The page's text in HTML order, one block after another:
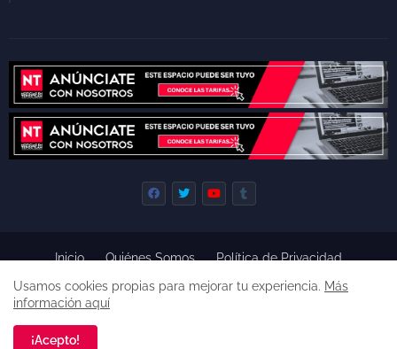
Derechos reservados, 2022 -
Inicio Quiénes Somos
Política de Privacidad
Derecho de Réplica
Términos y Condiciones de Uso
Usamos cookies propias para mejorar tu experiencia. Más
información aquí
¡Acepto!